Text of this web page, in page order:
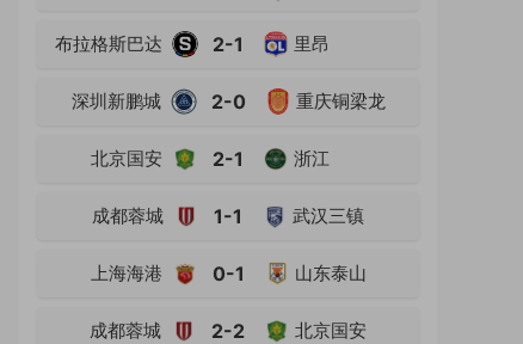
布拉格斯巴达 2-1 里昂
深圳新鹏城 2-0 重庆铜梁龙
北京国安 2-1 浙江
成都蓉城 1-1 武汉三镇
上海海港 0-1 山东泰山
成都蓉城 2-2 北京国安